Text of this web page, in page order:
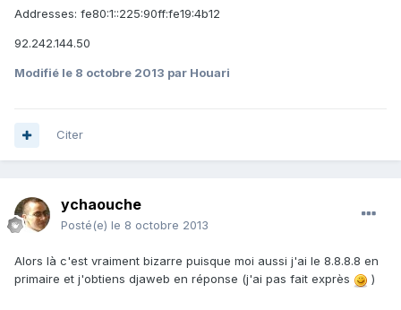
Addresses: fe80:1::225:90ff:fe19:4b12
92.242.144.50
Modifié le 8 octobre 2013 par Houari
Citer
ychaouche
Posté(e) le 8 octobre 2013
Alors là c'est vraiment bizarre puisque moi aussi j'ai le 8.8.8.8 en
primaire et j'obtiens djaweb en réponse (j'ai pas fait exprès
)